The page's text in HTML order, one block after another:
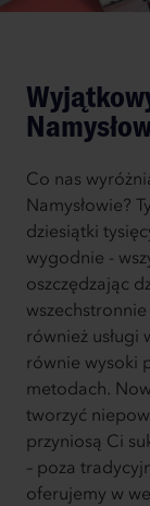
Co nas
Namysłowie?
dziesiątki
wygodnie -
oszczędzając
również usługi
równie wysoki
metodach.
tworzyć
przyniosą Ci
– poza
oferujemy w